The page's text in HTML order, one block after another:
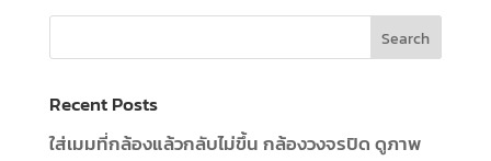
Recent Posts
ใส่เมมที่กล้องแล้วกลับไม่ขึ้น กล้องวงจรปิด ดูภาพ